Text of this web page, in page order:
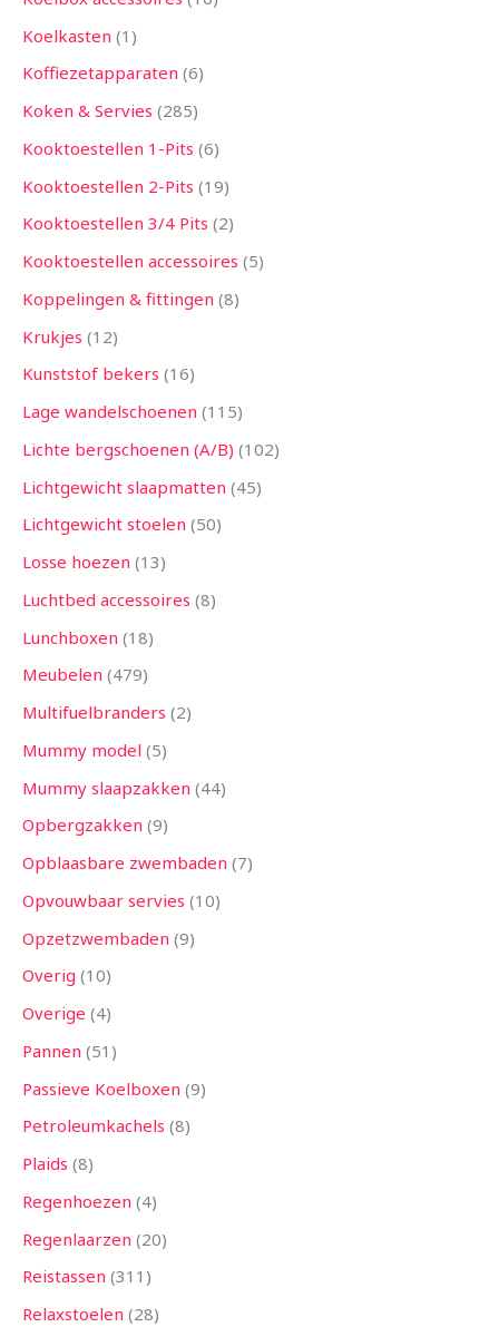
Koelkasten 1
Koffiezetapparaten 6
Koken & Servies 285
Kooktoestellen 1-Pits 6
Kooktoestellen 2-Pits 19
Kooktoestellen 3/4 Pits 2
Kooktoestellen accessoires 5
Koppelingen & fittingen 8
Krukjes 12
Kunststof bekers 16
Lage wandelschoenen 115
Lichte bergschoenen (A/B) 102
Lichtgewicht slaapmatten 45
Lichtgewicht stoelen 50
Losse hoezen 13
Luchtbed accessoires 8
Lunchboxen 18
Meubelen 479
Multifuelbranders 2
Mummy model 5
Mummy slaapzakken 44
Opbergzakken 9
Opblaasbare zwembaden 7
Opvouwbaar servies 10
Opzetzwembaden 9
Overig 10
Overige 4
Pannen 51
Passieve Koelboxen 9
Petroleumkachels 8
Plaids 8
Regenhoezen 4
Regenlaarzen 20
Reistassen 311
Relaxstoelen 28